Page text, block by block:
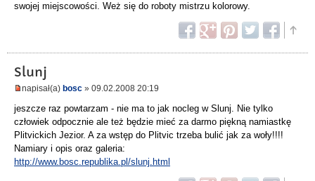
swojej miejscowości. Weż się do roboty mistrzu kolorowy.
Slunj
napisał(a) bosc » 09.02.2008 20:19
jeszcze raz powtarzam - nie ma to jak nocleg w Slunj. Nie tylko
człowiek odpocznie ale też będzie mieć za darmo piękną namiastkę
Plitvickich Jezior. A za wstęp do Plitvic trzeba bulić jak za woły!!!!
Namiary i opis oraz galeria:
http://www.bosc.republika.pl/slunj.html